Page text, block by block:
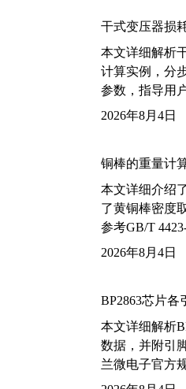
干式变压器损
本文详细解析
计算实例，分
参数，指导用
2026年8月4日
铜棒的重量计
本文详细介绍
了黄铜棒密度
参考GB/T
2026年8月4日
BP2863芯片各
本文详细解析
数据，并附引
兰微电子官方